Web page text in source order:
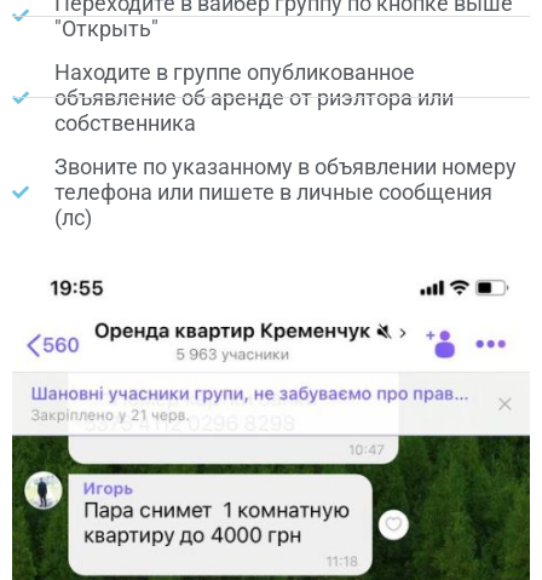
"Открыть"
Находите в группе опубликованное
объявление об аренде от риэлтора или
собственника
Звоните по указанному в объявлении номеру
телефона или пишете в личные сообщения
(лс)